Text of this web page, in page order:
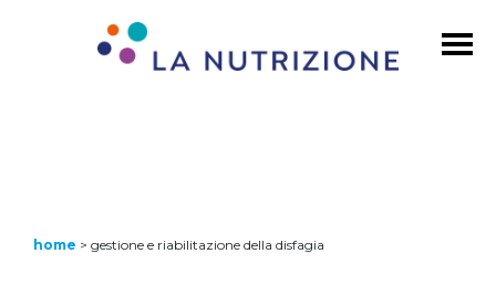
home > gestione e riabilitazione della disfagia